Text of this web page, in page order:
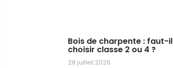
Bois de charpente : faut-il
choisir classe 2 ou 4 ?
28 juillet 2026